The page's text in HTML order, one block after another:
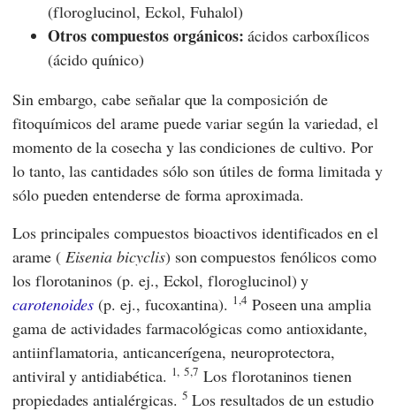
(floroglucinol, Eckol, Fuhalol)
Otros compuestos orgánicos: ácidos carboxílicos
(ácido quínico)
Sin embargo, cabe señalar que la composición de
fitoquímicos del arame puede variar según la variedad, el
momento de la cosecha y las condiciones de cultivo. Por
lo tanto, las cantidades sólo son útiles de forma limitada y
sólo pueden entenderse de forma aproximada.
Los principales compuestos bioactivos identificados en el
arame ( Eisenia bicyclis) son compuestos fenólicos como
los florotaninos (p. ej., Eckol, floroglucinol) y
carotenoides (p. ej., fucoxantina). 1,4 Poseen una amplia
gama de actividades farmacológicas como antioxidante,
antiinflamatoria, anticancerígena, neuroprotectora,
antiviral y antidiabética. 1, 5,7 Los florotaninos tienen
propiedades antialérgicas. 5 Los resultados de un estudio